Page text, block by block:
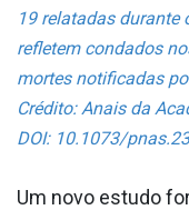
19 relatadas durante
refletem condados
mortes notificadas
Crédito: Anais da
DOI: 10.1073/
Um novo estudo